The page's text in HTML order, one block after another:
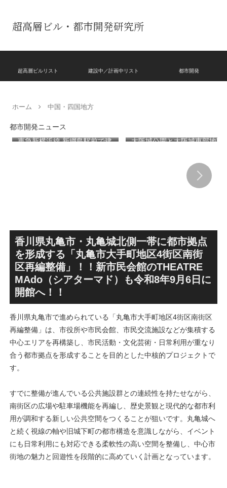
超高層ビル・都市開発研究所
超高層ビルリスト 建設中／計画中リスト 都市開発
ホーム 中国・四国地方
都市開発ニュース
東急新横浜線 新綱島駅前で建
大阪城公園と大阪城東部地区
キ」！！2028年春頃の開通を
目指しデザインイメージを公
香川県丸亀市・丸亀城北側一帯に都市拠点
を形成する「丸亀市大手町地区4街区南街
区再編整備」！！新市民会館のTHEATRE
MAdo（シアターマド）も令和8年9月6日に
開館へ！！
香川県丸亀市で進められている「丸亀市大手町地区4街区南街区
再編整備」は、市役所や市民会館、市民交流施設などが集積する
中心エリアを再構築し、市民活動・文化芸術・日常利用が重なり
合う都市拠点を形成することを目的とした中核的プロジェクトで
す。
すでに整備が進んでいる公共施設群との連続性を持たせながら、
南街区の広場や駐車場機能を再編し、歴史景観と現代的な都市利
用が調和する新しい公共空間をつくることが狙いです。丸亀城へ
と続く視線の軸や旧城下町の都市構造を意識しながら、イベント
にも日常利用にも対応できる柔軟性の高い空間を整備し、中心市
街地の魅力と回遊性を段階的に高めていく計画となっています。